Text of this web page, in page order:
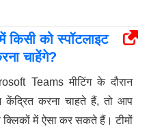
को स्पॉटलाइट
चाहेंगे?
Teams मीटिंग के दौरान
केंद्रित करना चाहते हैं, तो आप
क्लिकों में ऐसा कर सकते हैं। टीमों